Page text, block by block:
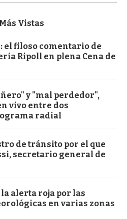
Vistas
el filoso comentario de
Ripoll en plena Cena de
y "mal perdedor",
vivo entre dos
radial
de tránsito por el que
secretario general de
alerta roja por las
en varias zonas